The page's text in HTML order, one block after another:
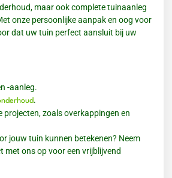
maar ook complete tuinaanleg
onze persoonlijke aanpak en oog voor
dat uw tuin perfect aansluit bij uw
-aanleg.
.
projecten, zoals overkappingen en
jouw tuin kunnen betekenen? Neem
met ons op voor een vrijblijvend